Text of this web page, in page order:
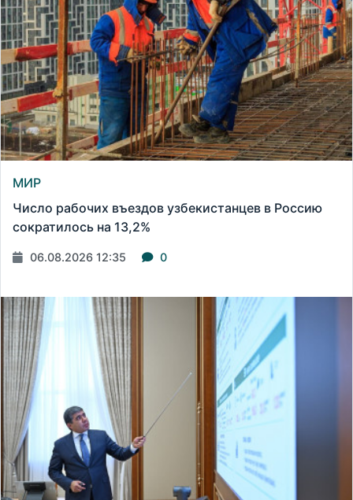
МИР
Число рабочих въездов узбекистанцев в Россию
сократилось на 13,2%
06.08.2026 12:35 0